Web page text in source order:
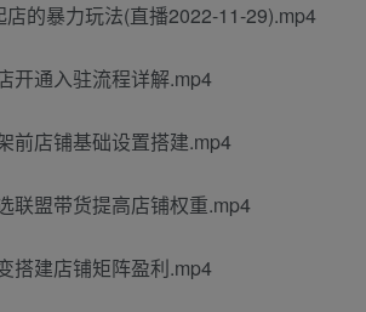
的暴力玩法(直播2022-11-29).mp4
开通入驻流程详解.mp4
前店铺基础设置搭建.mp4
联盟带货提高店铺权重.mp4
搭建店铺矩阵盈利.mp4